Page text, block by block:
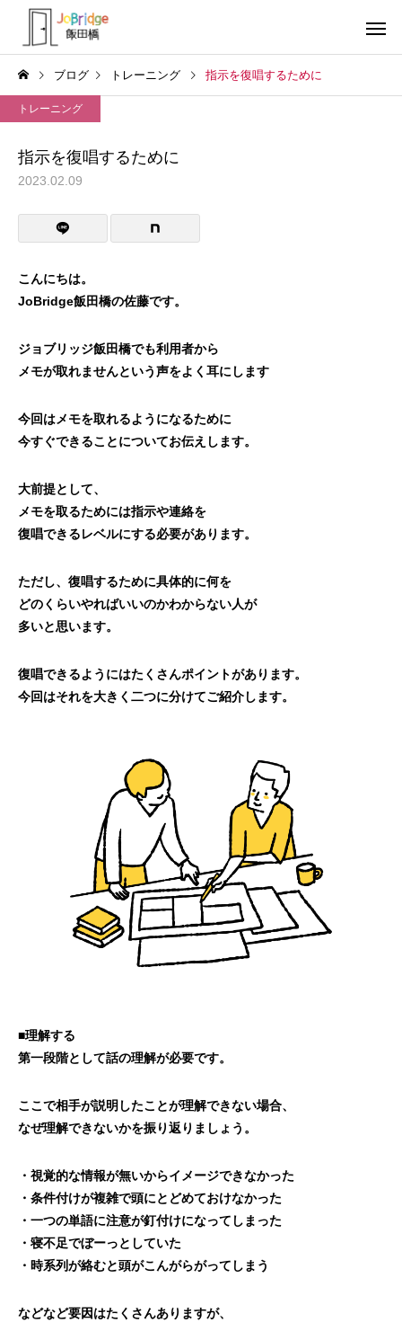
利用者の声
生成AIの書いた文書
ブログ トレーニング 指示を復唱するために
トレーニング
指示を復唱するために
2023.02.09
こんにちは。
JoBridge飯田橋の佐藤です。
ジョブリッジ飯田橋でも利用者から
メモが取れませんという声をよく耳にします
今回はメモを取れるようになるために
今すぐできることについてお伝えします。
大前提として、
メモを取るためには指示や連絡を
復唱できるレベルにする必要があります。
ただし、復唱するために具体的に何を
どのくらいやればいいのかわからない人が
多いと思います。
復唱できるようにはたくさんポイントがあります。
今回はそれを大きく二つに分けてご紹介します。
■理解する
第一段階として話の理解が必要です。
ここで相手が説明したことが理解できない場合、
なぜ理解できないかを振り返りましょう。
・視覚的な情報が無いからイメージできなかった
・条件付けが複雑で頭にとどめておけなかった
・一つの単語に注意が釘付けになってしまった
・寝不足でぼーっとしていた
・時系列が絡むと頭がこんがらがってしまう
などなど要因はたくさんありますが、